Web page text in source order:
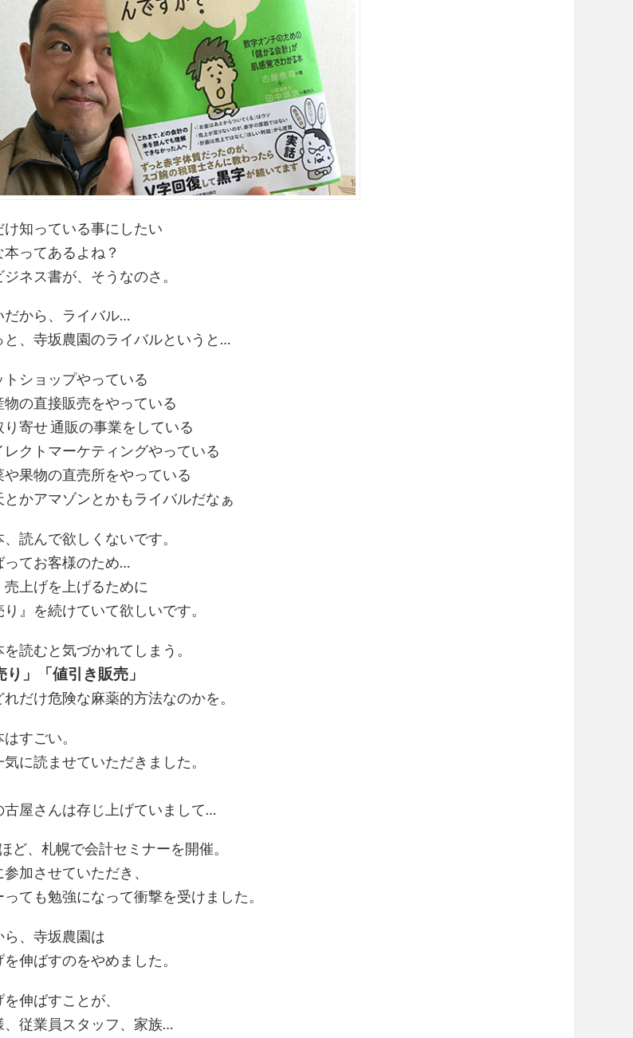
け知っている事にしたい
本ってあるよね？
ジネス書が、そうなのさ。
だから、ライバル…
と、寺坂農園のライバルというと…
トショップやっている
物の直接販売をやっている
り寄せ 通販の事業をしている
レクトマーケティングやっている
や果物の直売所をやっている
とかアマゾンとかもライバルだなぁ
、読んで欲しくないです。
ってお客様のため…
売上げを上げるために
り』を続けていて欲しいです。
を読むと気づかれてしまう。
り」「値引き販売」
れだけ危険な麻薬的方法なのかを。
すごい。
に読ませていただきました。
古屋さんは存じ上げていまして…
ど、札幌で会計セミナーを開催。
加させていただき、
っても勉強になって衝撃を受けました。
ら、寺坂農園は
伸ばすのをやめました。
伸ばすことが、
、従業員スタッフ、家族…